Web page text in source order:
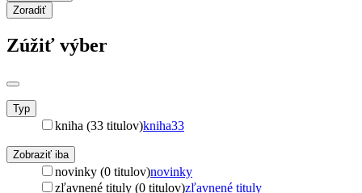
Zoradiť
Zúžiť výber
Typ
kniha (33 titulov)kniha33
Zobraziť iba
novinky (0 titulov)novinky
zľavnené tituly (0 titulov)zľavnené tituly